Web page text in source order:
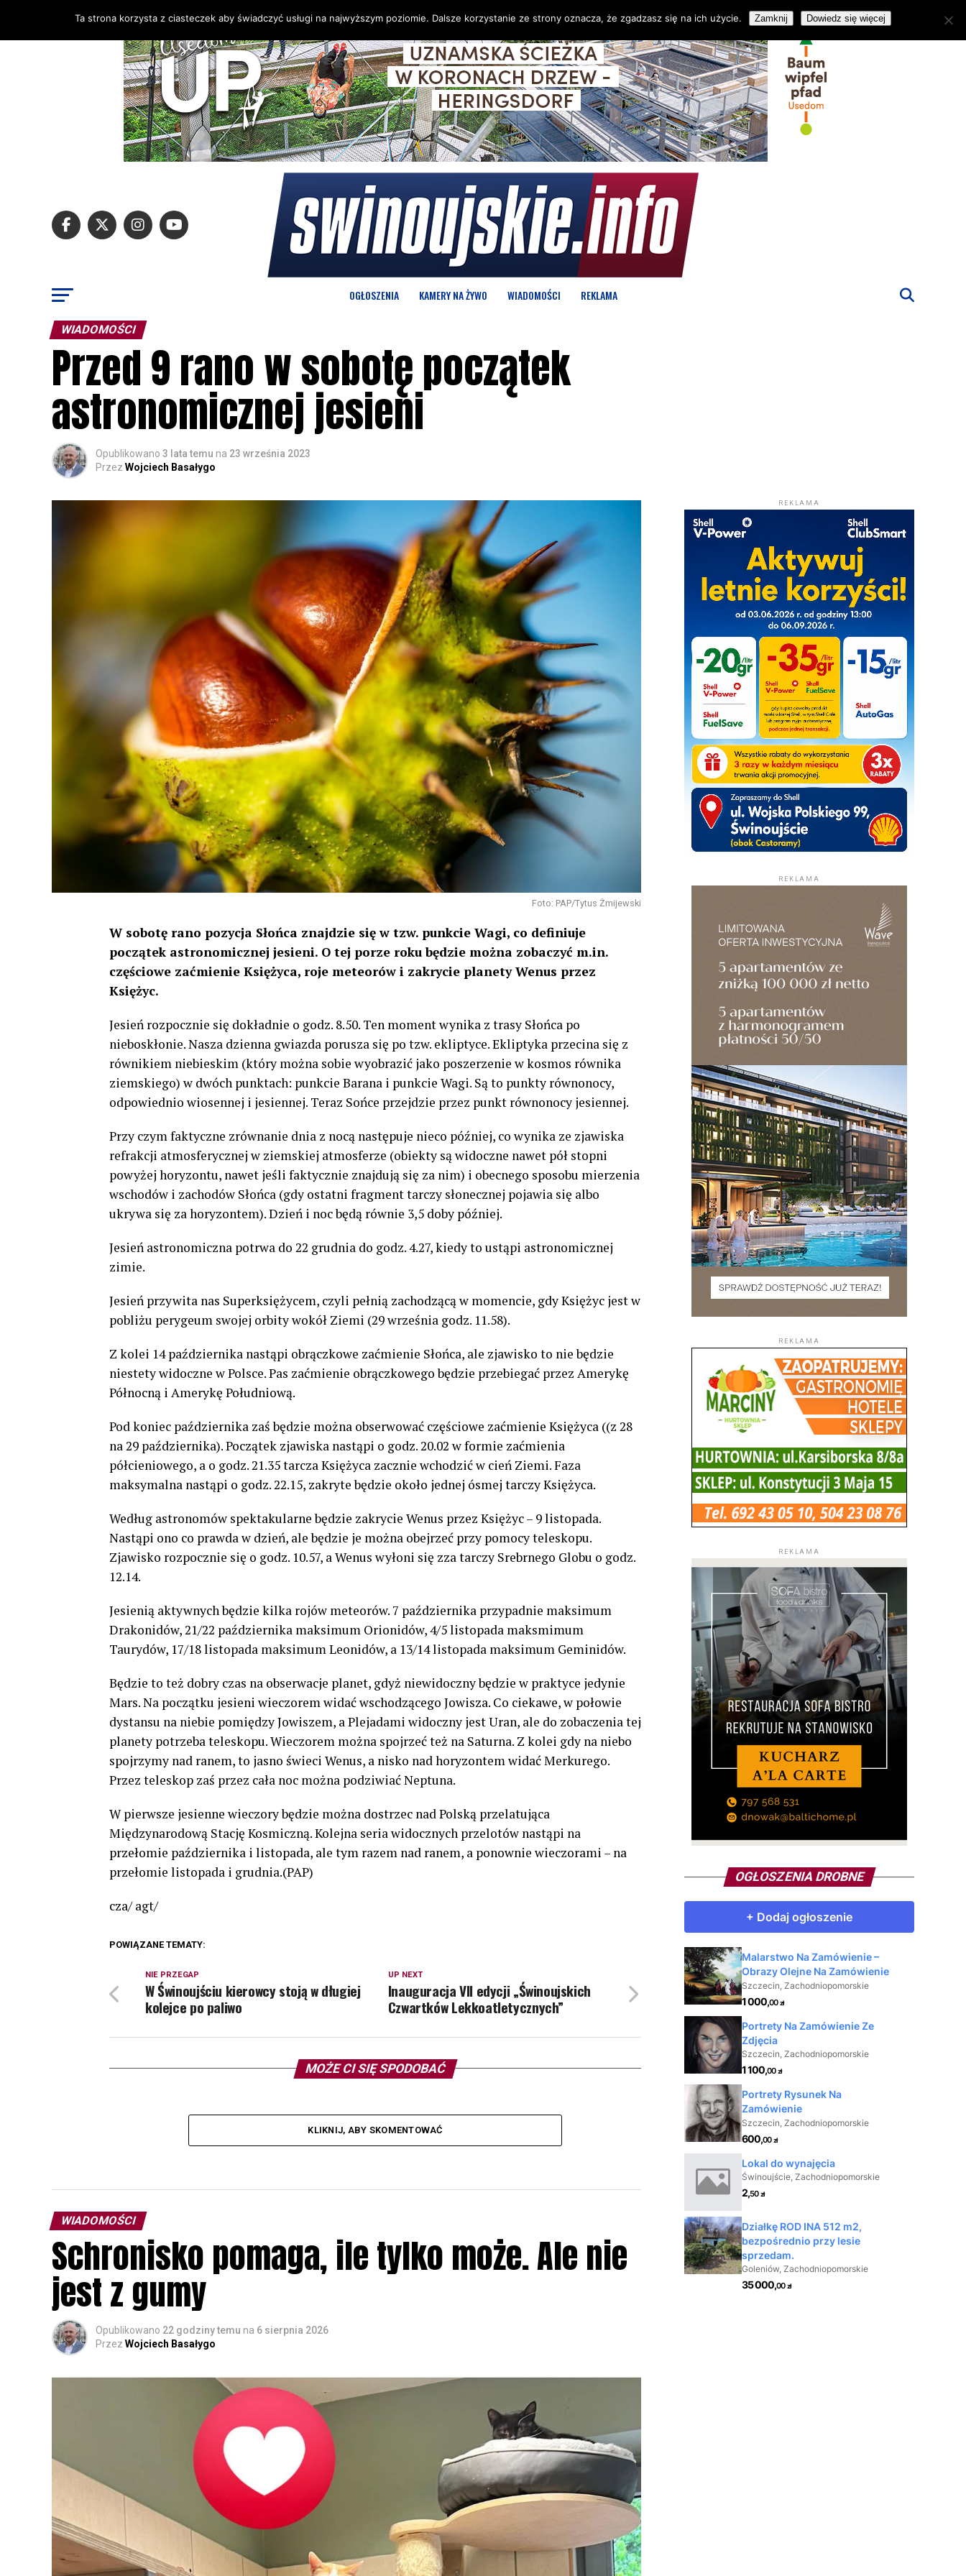
OGŁOSZENIA KAMERY NA ŻYWO WIADOMOŚCI REKLAMA
WIADOMOŚCI
Przed 9 rano w sobotę początek
astronomicznej jesieni
Opublikowano 3 lata temu na 23 września 2023
Przez Wojciech Basałygo
Foto: PAP/Tytus Żmijewski
W sobotę rano pozycja Słońca znajdzie się w tzw. punkcie Wagi, co definiuje
początek astronomicznej jesieni. O tej porze roku będzie można zobaczyć m.in.
częściowe zaćmienie Księżyca, roje meteorów i zakrycie planety Wenus przez
Księżyc.
Jesień rozpocznie się dokładnie o godz. 8.50. Ten moment wynika z trasy Słońca po
nieboskłonie. Nasza dzienna gwiazda porusza się po tzw. ekliptyce. Ekliptyka przecina się z
równikiem niebieskim (który można sobie wyobrazić jako poszerzenie w kosmos równika
ziemskiego) w dwóch punktach: punkcie Barana i punkcie Wagi. Są to punkty równonocy,
odpowiednio wiosennej i jesiennej. Teraz Sońce przejdzie przez punkt równonocy jesiennej.
Przy czym faktyczne zrównanie dnia z nocą następuje nieco później, co wynika ze zjawiska
refrakcji atmosferycznej w ziemskiej atmosferze (obiekty są widoczne nawet pół stopni
powyżej horyzontu, nawet jeśli faktycznie znajdują się za nim) i obecnego sposobu mierzenia
wschodów i zachodów Słońca (gdy ostatni fragment tarczy słonecznej pojawia się albo
ukrywa się za horyzontem). Dzień i noc będą równie 3,5 doby później.
Jesień astronomiczna potrwa do 22 grudnia do godz. 4.27, kiedy to ustąpi astronomicznej
zimie.
Jesień przywita nas Superksiężycem, czyli pełnią zachodzącą w momencie, gdy Księżyc jest w
pobliżu perygeum swojej orbity wokół Ziemi (29 września godz. 11.58).
Z kolei 14 października nastąpi obrączkowe zaćmienie Słońca, ale zjawisko to nie będzie
niestety widoczne w Polsce. Pas zaćmienie obrączkowego będzie przebiegać przez Amerykę
Północną i Amerykę Południową.
Pod koniec października zaś będzie można obserwować częściowe zaćmienie Księżyca ((z 28
na 29 października). Początek zjawiska nastąpi o godz. 20.02 w formie zaćmienia
półcieniowego, a o godz. 21.35 tarcza Księżyca zacznie wchodzić w cień Ziemi. Faza
maksymalna nastąpi o godz. 22.15, zakryte będzie około jednej ósmej tarczy Księżyca.
Według astronomów spektakularne będzie zakrycie Wenus przez Księżyc – 9 listopada.
Nastąpi ono co prawda w dzień, ale będzie je można obejrzeć przy pomocy teleskopu.
Zjawisko rozpocznie się o godz. 10.57, a Wenus wyłoni się zza tarczy Srebrnego Globu o godz.
12.14.
Jesienią aktywnych będzie kilka rojów meteorów. 7 października przypadnie maksimum
Drakonidów, 21/22 października maksimum Orionidów, 4/5 listopada maksmimum
Taurydów, 17/18 listopada maksimum Leonidów, a 13/14 listopada maksimum Geminidów.
Będzie to też dobry czas na obserwacje planet, gdyż niewidoczny będzie w praktyce jedynie
Mars. Na początku jesieni wieczorem widać wschodzącego Jowisza. Co ciekawe, w połowie
dystansu na niebie pomiędzy Jowiszem, a Plejadami widoczny jest Uran, ale do zobaczenia tej
planety potrzeba teleskopu. Wieczorem można spojrzeć też na Saturna. Z kolei gdy na niebo
spojrzymy nad ranem, to jasno świeci Wenus, a nisko nad horyzontem widać Merkurego.
Przez teleskop zaś przez cała noc można podziwiać Neptuna.
W pierwsze jesienne wieczory będzie można dostrzec nad Polską przelatująca
Międzynarodową Stację Kosmiczną. Kolejna seria widocznych przelotów nastąpi na
przełomie października i listopada, ale tym razem nad ranem, a ponownie wieczorami – na
przełomie listopada i grudnia.(PAP)
cza/ agt/
POWIĄZANE TEMATY:
UP NEXT
Inauguracja VII edycji „Świnoujskich
Czwartków Lekkoatletycznych”
NIE PRZEGAP
W Świnoujściu kierowcy stoją w długiej
kolejce po paliwo
MOŻE CI SIĘ SPODOBAĆ
KLIKNIJ, ABY SKOMENTOWAĆ
WIADOMOŚCI
Schronisko pomaga, ile tylko może. Ale nie
jest z gumy
Opublikowano 22 godziny temu na 6 sierpnia 2026
Przez Wojciech Basałygo
REKLAMA
REKLAMA
REKLAMA
REKLAMA
OGŁOSZENIA DROBNE
Ta strona korzysta z ciasteczek aby świadczyć usługi na najwyższym poziomie. Dalsze korzystanie ze strony oznacza, że zgadzasz się na ich użycie. Zamknij Dowiedz się więcej